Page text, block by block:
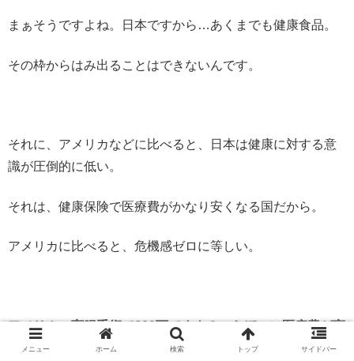
まぁそうですよね。日本ですから…あくまでも健康食品。
その枠からはみ出ることはできないんです。
それに、アメリカなどに比べると、日本は健康に対する意
識が圧倒的に低い。
それは、健康保険で医療費がかなり安くなる国だから。
アメリカに比べると、危機感ゼロに等しい。
アメリカ、盲腸手術で600万ですよ？べらぼーに医療費が高
い。
メニュー ホーム 検索 トップ サイドバー